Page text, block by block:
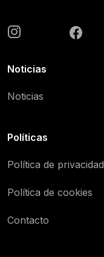
Noticias
Noticias
Políticas
Política de privacidad
Política de cookies
Contacto